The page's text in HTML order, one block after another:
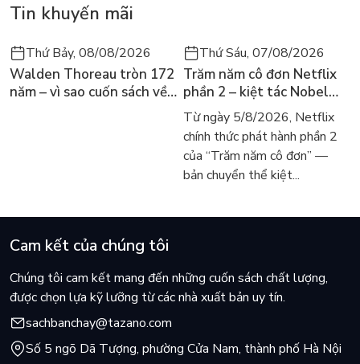
Tin khuyến mãi
Thứ Bảy, 08/08/2026
Walden Thoreau tròn 172
năm – vì sao cuốn sách về
Thứ Sáu, 07/08/2026
Trăm năm cô đơn Netflix
phần 2 – kiệt tác Nobel
trở lại màn ảnh, dòng
người tìm đọc lại García
Márquez
Từ ngày 5/8/2026, Netflix
chính thức phát hành phần 2
của “Trăm năm cô đơn” —
bản chuyển thể kiệt...
Cam kết của chúng tôi
Chúng tôi cam kết mang đến những cuốn sách chất lượng,
được chọn lựa kỹ lưỡng từ các nhà xuất bản uy tín.
sachbanchay@tazano.com
Số 5 ngõ Dã Tượng, phường Cửa Nam, thành phố Hà Nội